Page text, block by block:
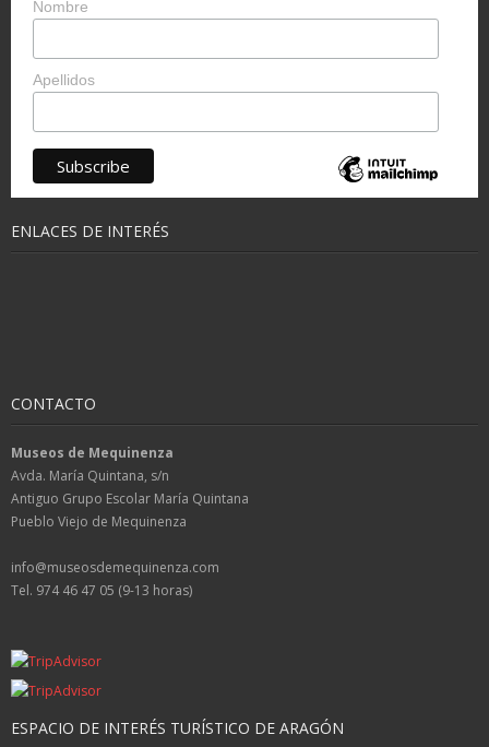
Nombre
Apellidos
ENLACES DE INTERÉS
CONTACTO
Museos de Mequinenza
Avda. María Quintana, s/n
Antiguo Grupo Escolar María Quintana
Pueblo Viejo de Mequinenza
info@museosdemequinenza.com
Tel. 974 46 47 05 (9-13 horas)
ESPACIO DE INTERÉS TURÍSTICO DE ARAGÓN